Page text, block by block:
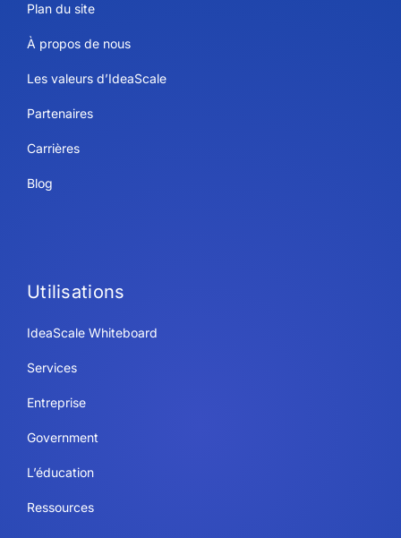
Plan du site
À propos de nous
Les valeurs d’IdeaScale
Partenaires
Carrières
Blog
Utilisations
IdeaScale Whiteboard
Services
Entreprise
Government
L’éducation
Ressources